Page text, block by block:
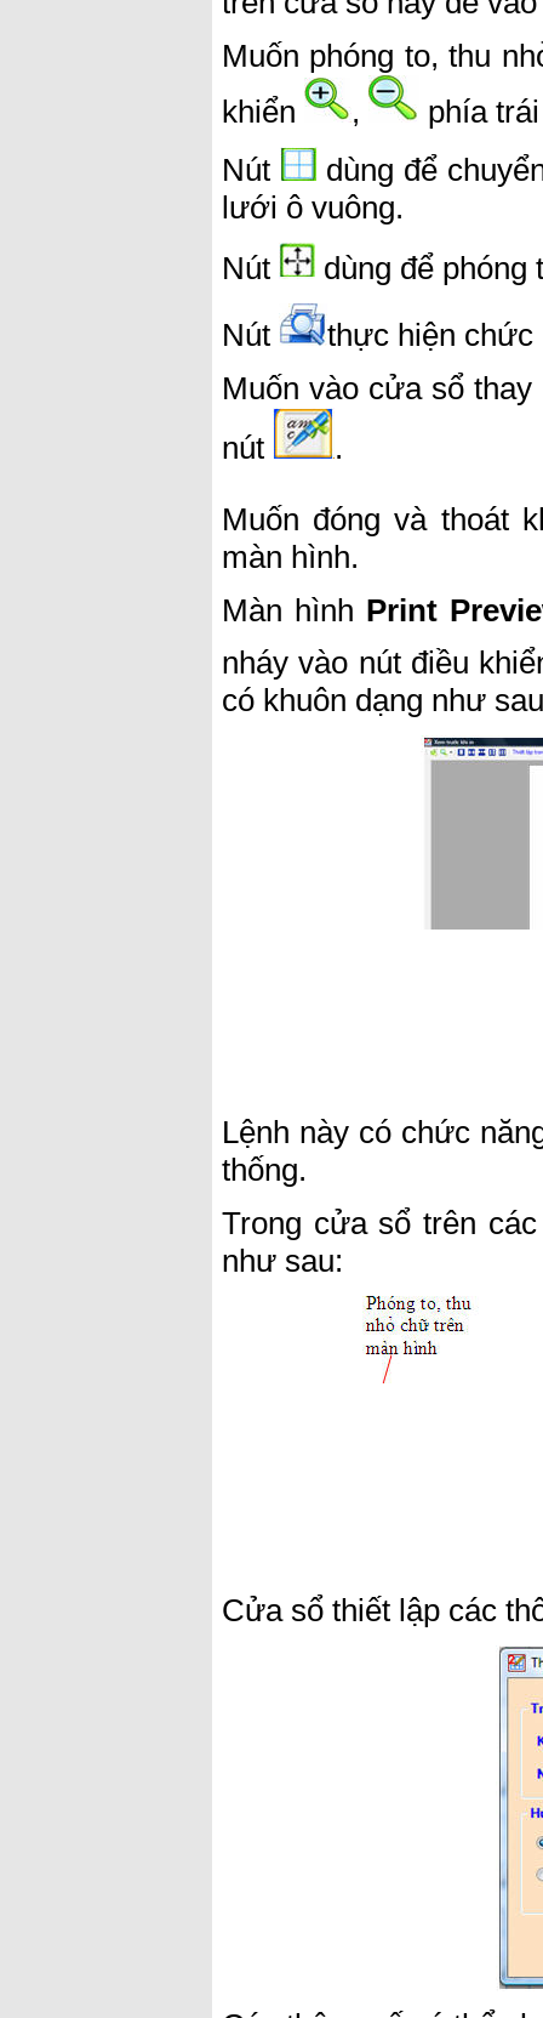
Muốn phóng to, thu
khiển
,
phía
Nút
dùng để
lưới ô vuông.
Nút
dùng để
Nút
thực hiện chức
Muốn vào cửa sổ
nút
.
Muốn đóng và thoát
màn hình.
Màn hình Print
nháy vào nút điều
có khuôn dạng như
Lệnh này có chức
thống.
Trong cửa sổ trên
như sau:
Cửa sổ thiết lập các